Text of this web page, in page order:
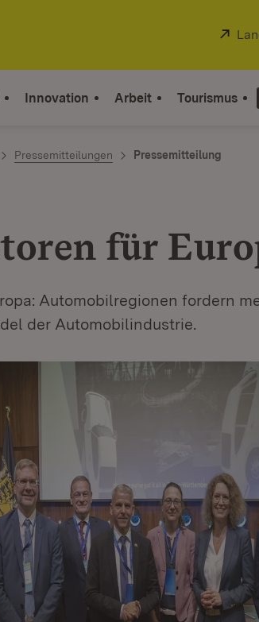
Innovation Arbeit Tourismus
Pressemitteilungen Pressemitteilung
für
Automobilregionen fordern
der Automobilindustrie.